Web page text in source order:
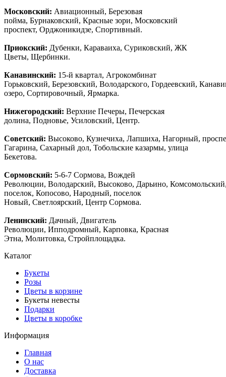
Московский: Авиационный, Березовая
пойма, Бурнаковский, Красные зори, Московский
проспект, Орджоникидзе, Спортивный.
Приокский: Дубенки, Караваиха, Суриковский, ЖК
Цветы, Щербинки.
Канавинский: 15-й квартал, Агрокомбинат
Горьковский, Березовский, Володарского, Гордеевский,
озеро, Сортировочный, Ярмарка.
Нижегородский: Верхние Печеры, Печерская
долина, Подновье, Усиловский, Центр.
Советский: Высоково, Кузнечиха, Лапшиха, Нагорный,
Гагарина, Сахарный дол, Тобольские казармы, улица
Бекетова.
Сормовский: 5-6-7 Сормова, Вождей
Революции, Володарский, Высоково, Дарьино,
поселок, Копосово, Народный, поселок
Новый, Светлоярский, Центр Сормова.
Ленинский: Дачный, Двигатель
Революции, Ипподромный, Карповка, Красная
Этна, Молитовка, Стройплощадка.
Каталог
Букеты
Розы
Цветы в корзине
Букеты невесты
Подарки
Цветы в коробке
Информация
Главная
О нас
Доставка